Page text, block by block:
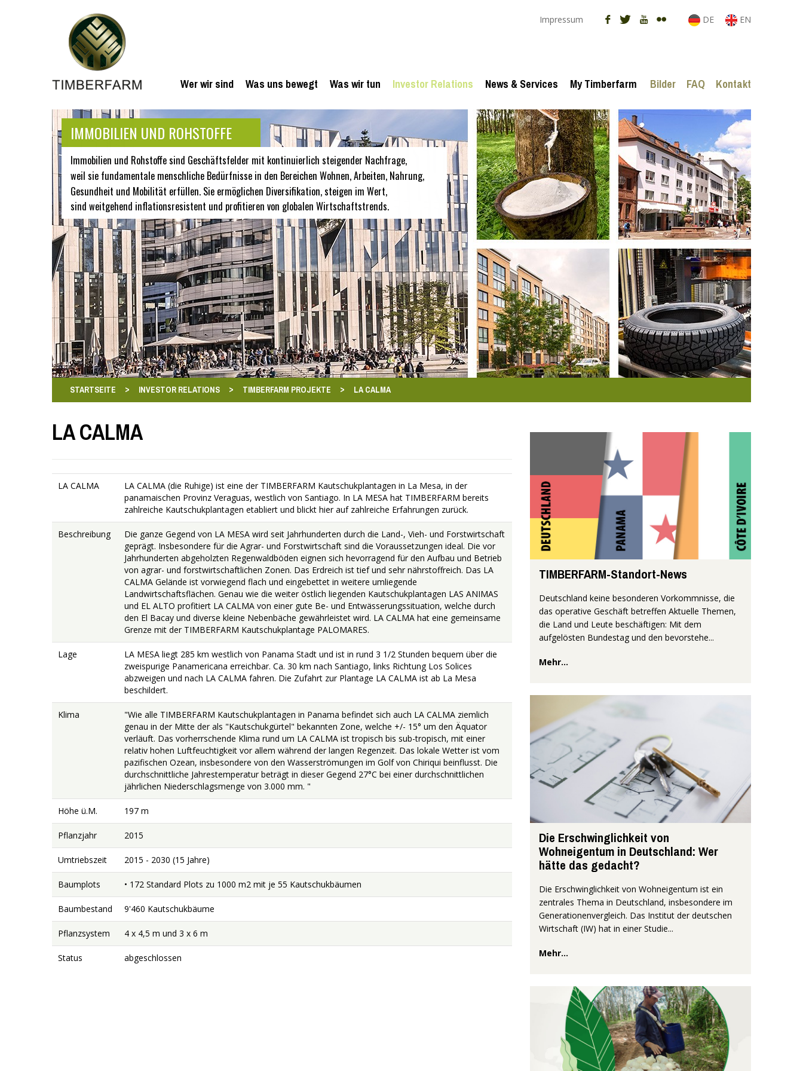
Impressum DE EN
Wer wir sind Was uns bewegt Was wir tun Investor Relations News & Services My Timberfarm Bilder FAQ Kontakt
IMMOBILIEN UND ROHSTOFFE
Immobilien und Rohstoffe sind Geschäftsfelder mit kontinuierlich steigender Nachfrage,
weil sie fundamentale menschliche Bedürfnisse in den Bereichen Wohnen, Arbeiten, Nahrung,
Gesundheit und Mobilität erfüllen. Sie ermöglichen Diversifikation, steigen im Wert,
sind weitgehend inflationsresistent und profitieren von globalen Wirtschaftstrends.
STARTSEITE > INVESTOR RELATIONS > TIMBERFARM PROJEKTE > LA CALMA
LA CALMA
LA CALMA
LA CALMA (die Ruhige) ist eine der TIMBERFARM Kautschukplantagen in La Mesa, in der
panamaischen Provinz Veraguas, westlich von Santiago. In LA MESA hat TIMBERFARM bereits
zahlreiche Kautschukplantagen etabliert und blickt hier auf zahlreiche Erfahrungen zurück.
Beschreibung
Die ganze Gegend von LA MESA wird seit Jahrhunderten durch die Land-, Vieh- und Forstwirtschaft
geprägt. Insbesondere für die Agrar- und Forstwirtschaft sind die Voraussetzungen ideal. Die vor
Jahrhunderten abgeholzten Regenwaldböden eignen sich hevorragend für den Aufbau und Betrieb
von agrar- und forstwirtschaftlichen Zonen. Das Erdreich ist tief und sehr nährstoffreich. Das LA
CALMA Gelände ist vorwiegend flach und eingebettet in weitere umliegende
Landwirtschaftsflächen. Genau wie die weiter östlich liegenden Kautschukplantagen LAS ANIMAS
und EL ALTO profitiert LA CALMA von einer gute Be- und Entwässerungssituation, welche durch
den El Bacay und diverse kleine Nebenbäche gewährleistet wird. LA CALMA hat eine gemeinsame
Grenze mit der TIMBERFARM Kautschukplantage PALOMARES.
Lage
LA MESA liegt 285 km westlich von Panama Stadt und ist in rund 3 1/2 Stunden bequem über die
zweispurige Panamericana erreichbar. Ca. 30 km nach Santiago, links Richtung Los Solices
abzweigen und nach LA CALMA fahren. Die Zufahrt zur Plantage LA CALMA ist ab La Mesa
beschildert.
Klima
"Wie alle TIMBERFARM Kautschukplantagen in Panama befindet sich auch LA CALMA ziemlich
genau in der Mitte der als "Kautschukgürtel" bekannten Zone, welche +/- 15° um den Äquator
verläuft. Das vorherrschende Klima rund um LA CALMA ist tropisch bis sub-tropisch, mit einer
relativ hohen Luftfeuchtigkeit vor allem während der langen Regenzeit. Das lokale Wetter ist vom
pazifischen Ozean, insbesondere von den Wasserströmungen im Golf von Chiriqui beinflusst. Die
durchschnittliche Jahrestemperatur beträgt in dieser Gegend 27°C bei einer durchschnittlichen
jährlichen Niederschlagsmenge von 3.000 mm. "
Höhe ü.M. 197 m
Pflanzjahr 2015
Umtriebszeit 2015 - 2030 (15 Jahre)
Baumplots • 172 Standard Plots zu 1000 m2 mit je 55 Kautschukbäumen
Baumbestand 9'460 Kautschukbäume
Pflanzsystem 4 x 4,5 m und 3 x 6 m
Status abgeschlossen
TIMBERFARM-Standort-News
Deutschland keine besonderen Vorkommnisse, die
das operative Geschäft betreffen Aktuelle Themen,
die Land und Leute beschäftigen: Mit dem
aufgelösten Bundestag und den bevorstehe...
Mehr...
Die Erschwinglichkeit von
Wohneigentum in Deutschland: Wer
hätte das gedacht?
Die Erschwinglichkeit von Wohneigentum ist ein
zentrales Thema in Deutschland, insbesondere im
Generationenvergleich. Das Institut der deutschen
Wirtschaft (IW) hat in einer Studie...
Mehr...